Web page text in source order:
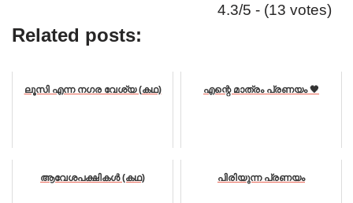
4.3/5 - (13 votes)
Related posts:
ലൂസി എന്ന നഗര വേശ്യ (കഥ) എന്റെ മാത്രം പ്രണയം 🖤
ആവേശപക്ഷികൾ (കഥ) പിരിയുന്ന പ്രണയം